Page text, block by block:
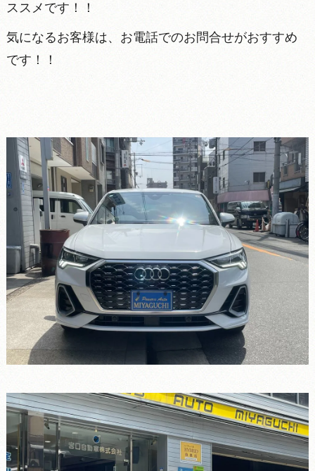
ススメです！！
気になるお客様は、お電話でのお問合せがおすすめ
です！！